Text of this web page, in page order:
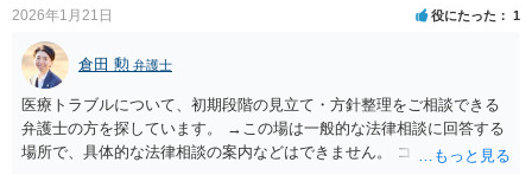
2026年1月21日 役にたった 1
倉田 勲 弁護士
医療トラブルについて、初期段階の見立て・方針整理をご相談できる
弁護士の方を探しています。 →この場は一般的な法律相談に回答する
場所で、具体的な法律相談の案内などはできません。 ココナラ法律相